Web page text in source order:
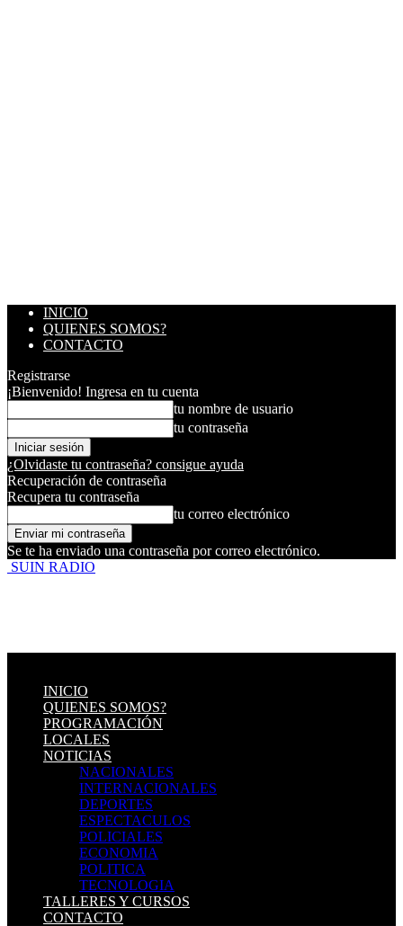
INICIO
QUIENES SOMOS?
CONTACTO
Registrarse
¡Bienvenido! Ingresa en tu cuenta
tu nombre de usuario
tu contraseña
¿Olvidaste tu contraseña? consigue ayuda
Recuperación de contraseña
Recupera tu contraseña
tu correo electrónico
Se te ha enviado una contraseña por correo electrónico.
SUIN RADIO
INICIO
QUIENES SOMOS?
PROGRAMACIÓN
LOCALES
NOTICIAS
NACIONALES
INTERNACIONALES
DEPORTES
ESPECTACULOS
POLICIALES
ECONOMIA
POLITICA
TECNOLOGIA
TALLERES Y CURSOS
CONTACTO